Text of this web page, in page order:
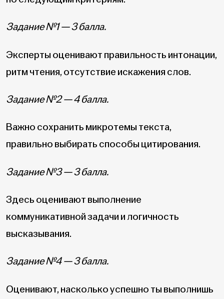
Задание №1 — 3 балла.
Эксперты оценивают правильность интонации,
ритм чтения, отсутствие искажения слов.
Задание №2 — 4 балла.
Важно сохранить микротемы текста,
правильно выбирать способы цитирования.
Задание №3 — 3 балла.
Здесь оценивают выполнение
коммуникативной задачи и логичность
высказывания.
Задание №4 — 3 балла.
Оценивают, насколько успешно ты выполнишь